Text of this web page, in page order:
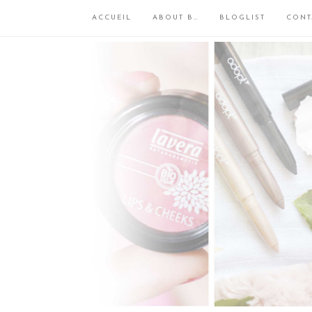
ACCUEIL ABOUT B… BLOGLIST